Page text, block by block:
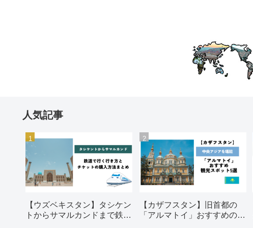
人気記事
【ウズベキスタン】タシケン
トからサマルカンドまで鉄道
【カザフスタン】旧首都の
「アルマトイ」おすすめの観